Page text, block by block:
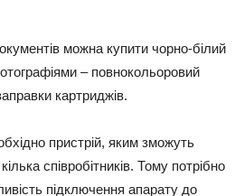
можна купити чорно-білий
– повнокольоровий
картриджів.
пристрій, яким зможуть
співробітників. Тому потрібно
підключення апарату до